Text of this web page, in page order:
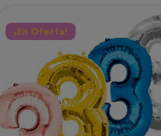
¡En Oferta!